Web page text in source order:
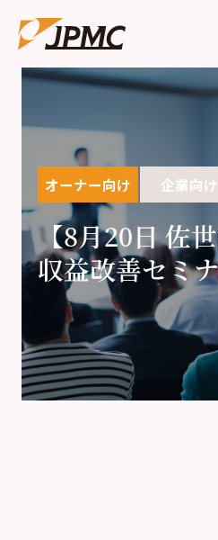
オーナー向け 企業向け
【8月20日 佐
収益改善セミ